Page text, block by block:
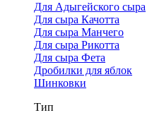
Для Адыгейского сыра
Для сыра Качотта
Для сыра Манчего
Для сыра Рикотта
Для сыра Фета
Дробилки для яблок
Шинковки
Тип